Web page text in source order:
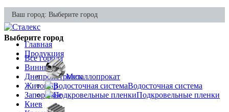
Ваш город: Выберите город
Выберите город
Все города
Винница
Днепропетровск
Житомир
Запорожье
Киев
Главная
Продукция
Металлопрокат
Водосточная система
Подкровельные пленки